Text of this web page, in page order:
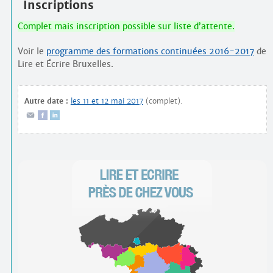
Inscriptions
Complet mais inscription possible sur liste d’attente.
Voir le programme des formations continuées 2016-2017de
Lire et Écrire Bruxelles.
Autre date : les 11 et 12 mai 2017(complet).